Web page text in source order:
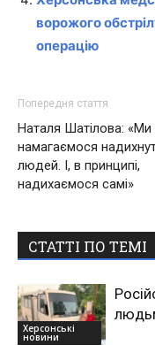
ворожого
операцію
Попередня стаття
Наталя Шатілова: «Ми
намагаємося
людей. І, в принципі,
надихаємося самі»
СТАТТІ ПО ТЕМІ
Херсонські
новини